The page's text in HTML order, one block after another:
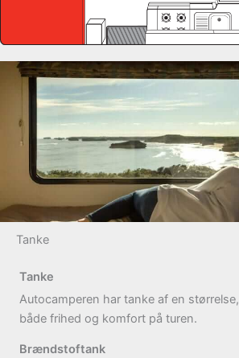
Tanke
Tanke
Autocamperen har tanke af en
både frihed og komfort på turen.
Brændstoftank